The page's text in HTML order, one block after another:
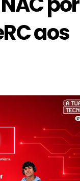
aos